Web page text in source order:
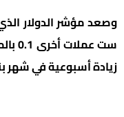
وصعد مؤشر الدولار
زيادة أسبوعية في شهر بنسبة 1.1